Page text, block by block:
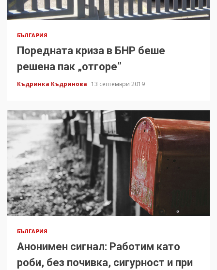
БЪЛГАРИЯ
Поредната криза в БНР беше
решена пак „отгоре”
Къдринка Къдринова 13 септември 2019
БЪЛГАРИЯ
Анонимен сигнал: Работим като
роби, без почивка, сигурност и при